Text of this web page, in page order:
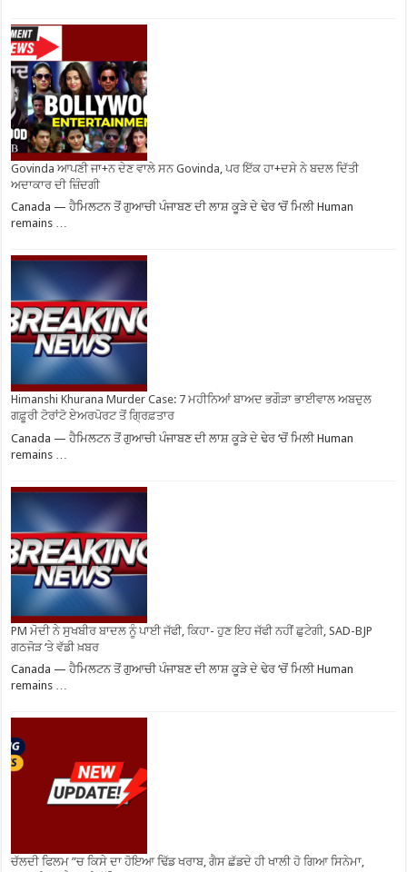
Govinda ਆਪਣੀ ਜਾ+ਨ ਦੇਣ ਵਾਲੇ ਸਨ Govinda, ਪਰ ਇੱਕ ਹਾ+ਦਸੇ ਨੇ ਬਦਲ ਦਿੱਤੀ
ਅਦਾਕਾਰ ਦੀ ਜ਼ਿੰਦਗੀ
Canada — ਹੈਮਿਲਟਨ ਤੋਂ ਗੁਆਚੀ ਪੰਜਾਬਣ ਦੀ ਲਾਸ਼ ਕੂੜੇ ਦੇ ਢੇਰ ‘ਚੋਂ ਮਿਲੀ Human
remains …
Himanshi Khurana Murder Case: 7 ਮਹੀਨਿਆਂ ਬਾਅਦ ਭਗੌੜਾ ਭਾਈਵਾਲ ਅਬਦੁਲ
ਗਫ਼ੂਰੀ ਟੋਰਾਂਟੋ ਏਅਰਪੋਰਟ ਤੋਂ ਗ੍ਰਿਫ਼ਤਾਰ
Canada — ਹੈਮਿਲਟਨ ਤੋਂ ਗੁਆਚੀ ਪੰਜਾਬਣ ਦੀ ਲਾਸ਼ ਕੂੜੇ ਦੇ ਢੇਰ ‘ਚੋਂ ਮਿਲੀ Human
remains …
PM ਮੋਦੀ ਨੇ ਸੁਖਬੀਰ ਬਾਦਲ ਨੂੰ ਪਾਈ ਜੱਫੀ, ਕਿਹਾ- ਹੁਣ ਇਹ ਜੱਫੀ ਨਹੀਂ ਛੁਟੇਗੀ, SAD-BJP
ਗਠਜੋੜ ‘ਤੇ ਵੱਡੀ ਖ਼ਬਰ
Canada — ਹੈਮਿਲਟਨ ਤੋਂ ਗੁਆਚੀ ਪੰਜਾਬਣ ਦੀ ਲਾਸ਼ ਕੂੜੇ ਦੇ ਢੇਰ ‘ਚੋਂ ਮਿਲੀ Human
remains …
ਚੱਲਦੀ ਫਿਲਮ ”ਚ ਕਿਸੇ ਦਾ ਹੋਇਆ ਢਿੱਡ ਖਰਾਬ, ਗੈਸ ਛੱਡਦੇ ਹੀ ਖਾਲੀ ਹੋ ਗਿਆ ਸਿਨੇਮਾ,